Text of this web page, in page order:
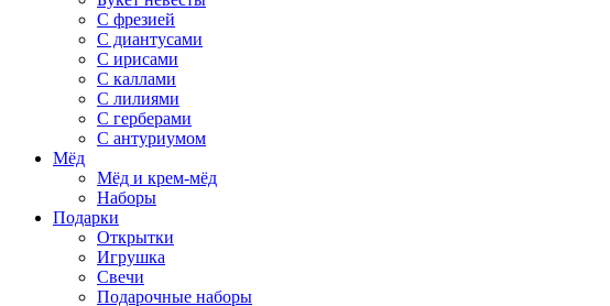
С фрезией
С диантусами
С ирисами
С каллами
C лилиями
С герберами
С антуриумом
Мёд
Мёд и крем-мёд
Наборы
Подарки
Открытки
Игрушка
Свечи
Подарочные наборы